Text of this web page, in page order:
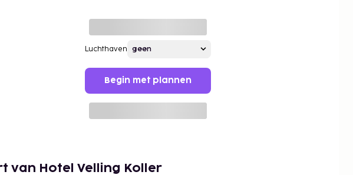
Luchthaven
Begin met plannen
van Hotel Velling Koller